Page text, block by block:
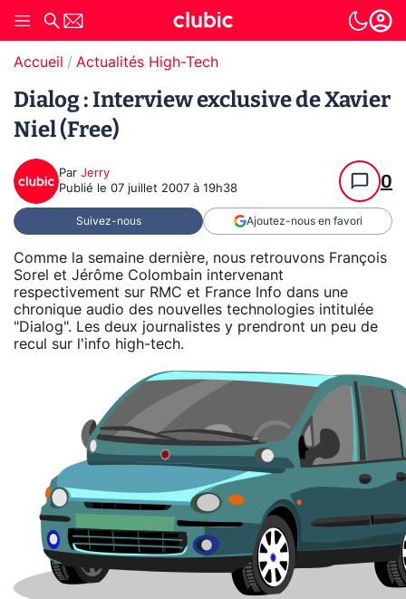
Accueil Actualités High-Tech
Dialog : Interview exclusive de Xavier
Niel (Free)
Par Jerry
Publié le 07 juillet 2007 à 19h38 0
Suivez-nous Ajoutez-nous en favori
Comme la semaine dernière, nous retrouvons François
Sorel et Jérôme Colombain intervenant
respectivement sur RMC et France Info dans une
chronique audio des nouvelles technologies intitulée
"Dialog". Les deux journalistes y prendront un peu de
recul sur l'info high-tech.